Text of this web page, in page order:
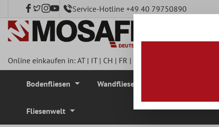
springen Service-Hotline +49 40 79750890
Online einkaufen in:AT| IT| CH | FR |
Bodenfliesen Wandfliesen
Fliesenwelt